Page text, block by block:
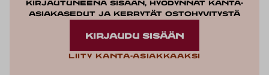
Kirjautuneena sisään, hyödynnät kanta-
asiakasedut ja kerrytät ostohyvitystä
KIRJAUDU SISÄÄN
Liity kanta-asiakkaaksi